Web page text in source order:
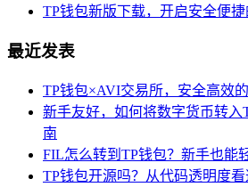
TP钱包新版下载，开启安全便
最近发表
TP钱包×AVI交易所，安全高效
新手友好，如何将数字货币转入
南
FIL怎么转到TP钱包？新手也能
TP钱包开源吗？从代码透明度